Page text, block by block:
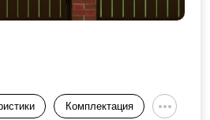
Комплектация